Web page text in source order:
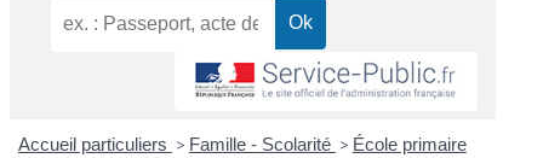
Accueil particuliers > Famille - Scolarité > École primaire